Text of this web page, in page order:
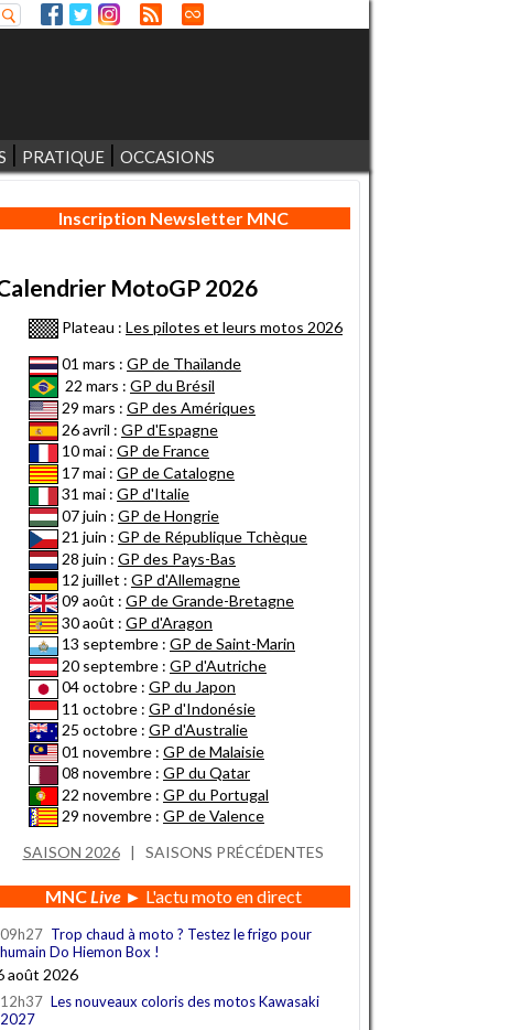
PRATIQUE OCCASIONS
Inscription Newsletter MNC
MotoGP 2026
Plateau : Les pilotes et leurs motos 2026
01 mars : GP de Thaïlande
22 mars : GP du Brésil
29 mars : GP des Amériques
26 avril : GP d'Espagne
10 mai : GP de France
17 mai : GP de Catalogne
31 mai : GP d'Italie
07 juin : GP de Hongrie
21 juin : GP de République Tchèque
28 juin : GP des Pays-Bas
12 juillet : GP d'Allemagne
09 août : GP de Grande-Bretagne
30 août : GP d'Aragon
13 septembre : GP de Saint-Marin
20 septembre : GP d'Autriche
04 octobre : GP du Japon
11 octobre : GP d'Indonésie
25 octobre : GP d'Australie
01 novembre : GP de Malaisie
08 novembre : GP du Qatar
22 novembre : GP du Portugal
29 novembre : GP de Valence
SAISON 2026| SAISONS PRÉCÉDENTES
MNCLive► L'actu moto en direct
09h27 Trop chaud à moto ? Testez le frigo pour
humain Do Hiemon Box !
août 2026
12h37 Les nouveaux coloris des motos Kawasaki
2027